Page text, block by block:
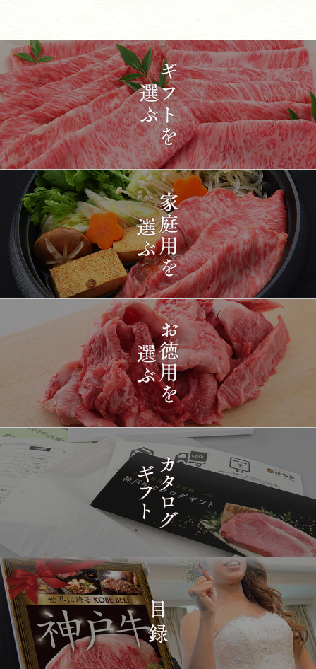
2026-
03-15
17:26:00
長野県
[ギフト] A5等級神戸牛
プレミアム霜降りももす
きやき 200g~1kg
2026-
03-15
16:35:00
東京都
神戸牛目録 選べるセッ
ト ８千円
1430
03-15
14:10:00
[訳あり][家庭用] A5等級
神戸牛 フィレステーキ
2026-
14:10:00
兵庫県
[家庭用] A5等級神戸牛
シャトーブリアンステー
キ 150ｇ(1枚)
2026-
12:23:00
東京都
神戸牛ギフトセット 1万
5千円 焼肉（肩ロース・
プレミアムもも）650g
1433
2026-
03-15
08:48:00
神戸牛カタログギフト
１万円
1434
2026-
03-14
22:21:00
大分県
神戸牛 食べ比べお重 二
段